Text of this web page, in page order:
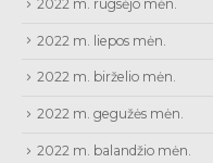
2022 m. rugsėjo mėn.
2022 m. liepos mėn.
2022 m. birželio mėn.
2022 m. gegužės mėn.
2022 m. balandžio mėn.